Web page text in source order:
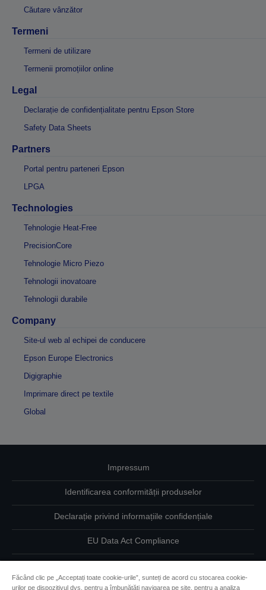
Căutare vânzător
Termeni
Termeni de utilizare
Termenii promoțiilor online
Legal
Declarație de confidențialitate pentru Epson Store
Safety Data Sheets
Partners
Portal pentru parteneri Epson
LPGA
Technologies
Tehnologie Heat-Free
PrecisionCore
Tehnologie Micro Piezo
Tehnologii inovatoare
Tehnologii durabile
Company
Site-ul web al echipei de conducere
Epson Europe Electronics
Digigraphie
Imprimare direct pe textile
Global
Impressum
Identificarea conformității produselor
Declarație privind informațiile confidențiale
EU Data Act Compliance
Făcând clic pe „Acceptați toate cookie-urile”, sunteți de acord cu stocarea cookie-
urilor pe dispozitivul dvs. pentru a îmbunătăți navigarea pe site, pentru a analiza